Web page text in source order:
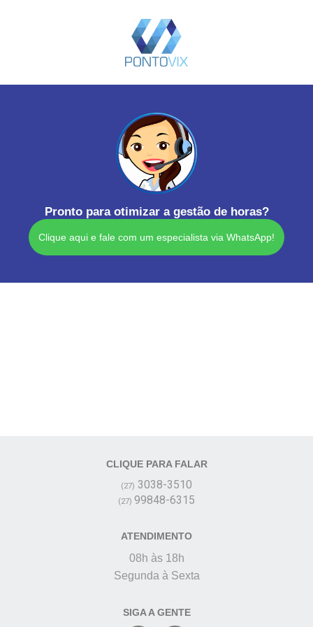
Pronto para otimizar a gestão de horas?
Clique aqui e fale com um especialista via WhatsApp!
CLIQUE PARA FALAR
(27) 3038-3510
(27) 99848-6315
ATENDIMENTO
08h às 18h
Segunda à Sexta
SIGA A GENTE